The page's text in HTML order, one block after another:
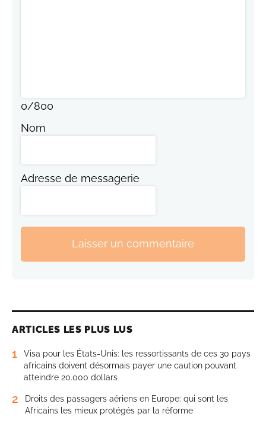
0/800
Nom
Adresse de messagerie
Laisser un commentaire
ARTICLES LES PLUS LUS
1
Visa pour les États-Unis: les ressortissants de ces 30 pays
africains doivent désormais payer une caution pouvant
atteindre 20.000 dollars
2
Droits des passagers aériens en Europe: qui sont les
Africains les mieux protégés par la réforme